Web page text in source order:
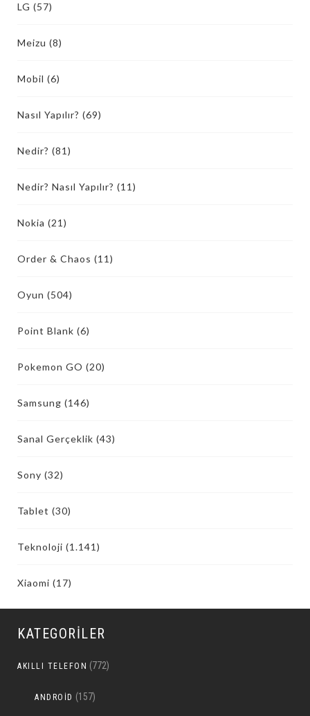
LG (57)
Meizu (8)
Mobil (6)
Nasıl Yapılır? (69)
Nedir? (81)
Nedir? Nasıl Yapılır? (11)
Nokia (21)
Order & Chaos (11)
Oyun (504)
Point Blank (6)
Pokemon GO (20)
Samsung (146)
Sanal Gerçeklik (43)
Sony (32)
Tablet (30)
Teknoloji (1.141)
Xiaomi (17)
KATEGORILER
AKILLI TELEFON (772)
ANDROID (157)